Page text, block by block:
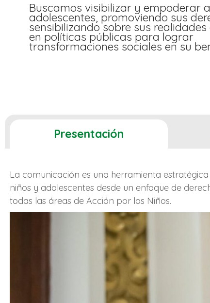
Buscamos visibilizar y empoderar
adolescentes, promoviendo sus
sensibilizando sobre sus
en políticas públicas para lograr
transformaciones sociales en su
Presentación
La comunicación es una herramienta
niños y adolescentes desde un enfoque de
todas las áreas de Acción por los Niños.